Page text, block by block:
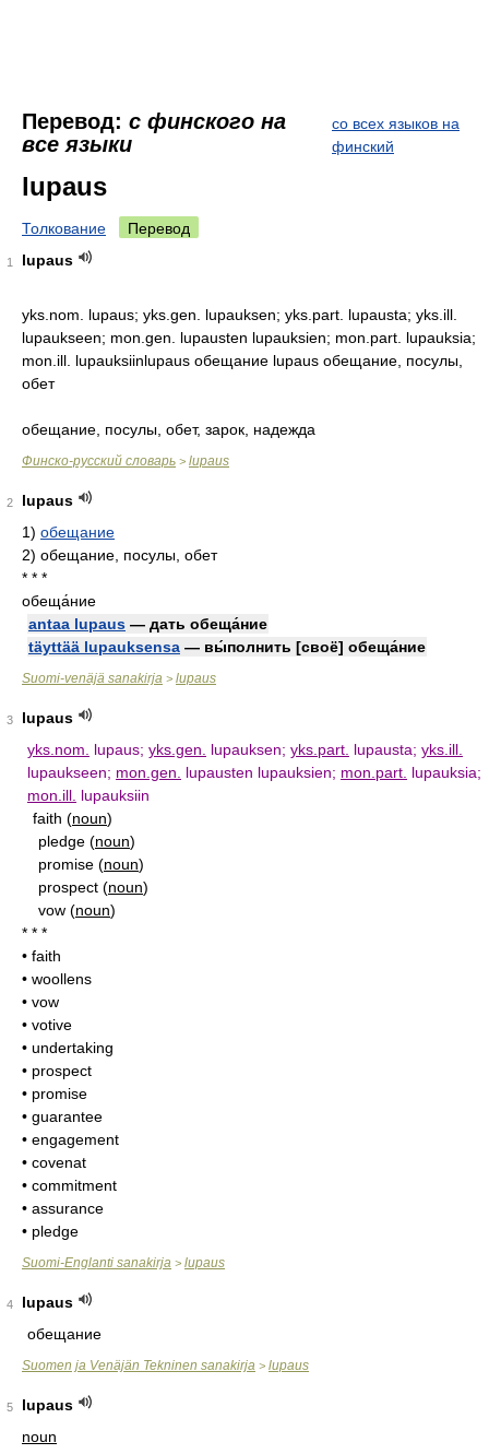
Перевод: с финского на
все языки
со всех языков на
финский
lupaus
Толкование Перевод
1 lupaus
yks.nom. lupaus; yks.gen. lupauksen; yks.part. lupausta; yks.ill.
lupaukseen; mon.gen. lupausten lupauksien; mon.part. lupauksia;
mon.ill. lupauksiinlupaus обещание lupaus обещание, посулы,
обет
обещание, посулы, обет, зарок, надежда
Финско-русский словарь > lupaus
2
lupaus
1) обещание
2) обещание, посулы, обет
* * *
обеща́ние
antaa lupaus — дать обеща́ние
täyttää lupauksensa — вы́полнить [своё] обеща́ние
Suomi-venäjä sanakirja > lupaus
3
lupaus
yks.nom.
lupaus; yks.gen. lupauksen; yks.part. lupausta; yks.ill.
lupaukseen; mon.gen. lupausten lupauksien; mon.part. lupauksia;
mon.ill. lupauksiin
faith (noun)
pledge (noun)
promise (noun)
prospect (noun)
vow (noun)
* * *
• faith
• woollens
• vow
• votive
• undertaking
• prospect
• promise
• guarantee
• engagement
• covenat
• commitment
• assurance
• pledge
Suomi-Englanti sanakirja > lupaus
4
lupaus
обещание
Suomen ja Venäjän Tekninen sanakirja > lupaus
5
lupaus
noun